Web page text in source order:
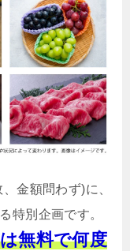
金額問わず)に、
特別企画です。
無料で何度